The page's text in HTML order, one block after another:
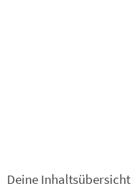
Deine Inhaltsübersicht